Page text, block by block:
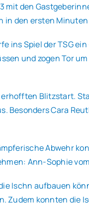
den
in den ersten
ins Spiel der TSG
und zogen Tor
Blitzstart.
Besonders Cara
Abwehr
Ann-Sophie
Ischn aufbauen
Zudem konnten